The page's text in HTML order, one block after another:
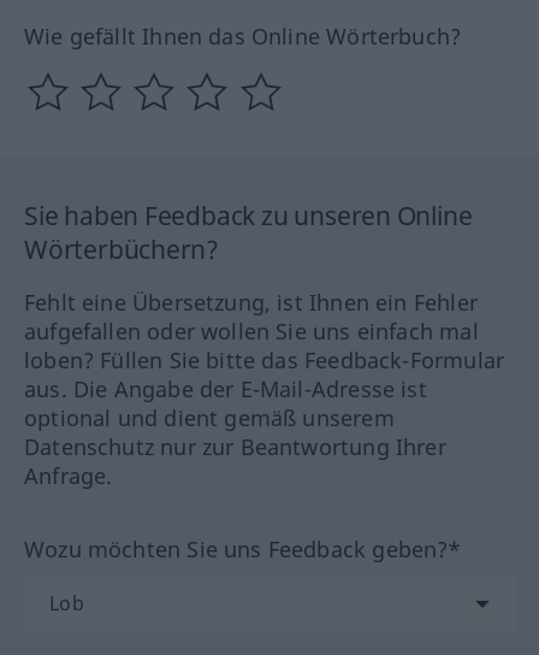
Wie gefällt Ihnen das Online Wörterbuch?
Sie haben Feedback zu unseren Online
Wörterbüchern?
Fehlt eine Übersetzung, ist Ihnen ein Fehler
aufgefallen oder wollen Sie uns einfach mal
loben? Füllen Sie bitte das Feedback-Formular
aus. Die Angabe der E-Mail-Adresse ist
optional und dient gemäß unserem
Datenschutz nur zur Beantwortung Ihrer
Anfrage.
Wozu möchten Sie uns Feedback geben?*